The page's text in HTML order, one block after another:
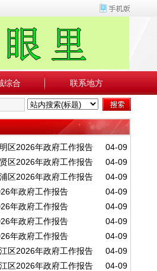
综合 联系地方
04-09
明区2026年政府工作报告
04-09
贤区2026年政府工作报告
04-09
浦区2026年政府工作报告
04-09
年政府工作报告
04-09
年政府工作报告
04-09
年政府工作报告
04-09
年政府工作报告
04-09
江区2026年政府工作报告
04-09
江区2026年政府工作报告